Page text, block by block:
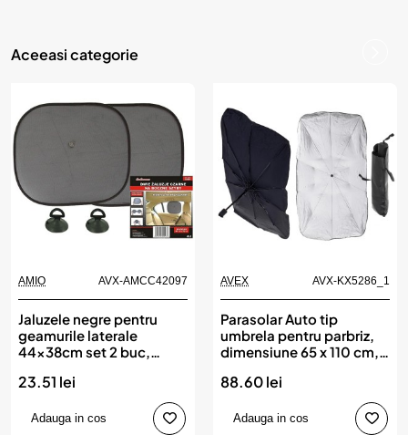
Aceeasi categorie
AMIO AVX-AMCC42097
Jaluzele negre pentru
geamurile laterale
44x38cm set 2 buc,
23.51 lei
Adauga in cos
AVEX AVX-KX5286_1
Parasolar Auto tip
umbrela pentru parbriz,
dimensiune 65 x 110 cm,
88.60 lei
Adauga in cos